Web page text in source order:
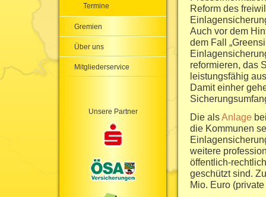
Termine
Gremien
Über uns
Mitgliederservice
Unsere Partner
Reform des
Auch vor dem
dem Fall
reformieren, das
leistungsfähig
Damit einher
Die alsAnlage
die Kommunen
weitere
öffentlich-
geschützt sind.
Mio. Euro